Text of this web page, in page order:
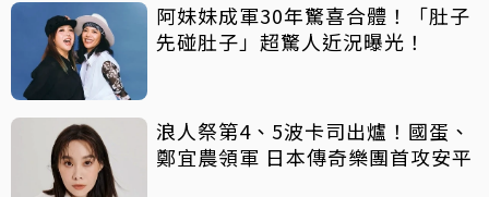
阿妹妹成軍30年驚喜合體！「肚子
先碰肚子」超驚人近況曝光！
浪人祭第4、5波卡司出爐！國蛋、
鄭宜農領軍 日本傳奇樂團首攻安平